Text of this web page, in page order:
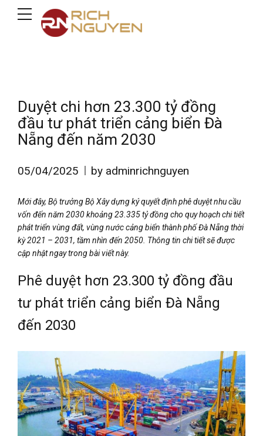
Duyệt chi hơn 23.300 tỷ đồng
đầu tư phát triển cảng biển Đà
Nẵng đến năm 2030
05/04/2025 by adminrichnguyen
Mới đây, Bộ trưởng Bộ Xây dựng ký quyết định phê duyệt nhu cầu
vốn đến năm 2030 khoảng 23.335 tỷ đồng cho quy hoạch chi tiết
phát triển vùng đất, vùng nước cảng biển thành phố Đà Nẵng thời
kỳ 2021 – 2031, tầm nhìn đến 2050. Thông tin chi tiết sẽ được
cập nhật ngay trong bài viết này.
Phê duyệt hơn 23.300 tỷ đồng đầu
tư phát triển cảng biển Đà Nẵng
đến 2030